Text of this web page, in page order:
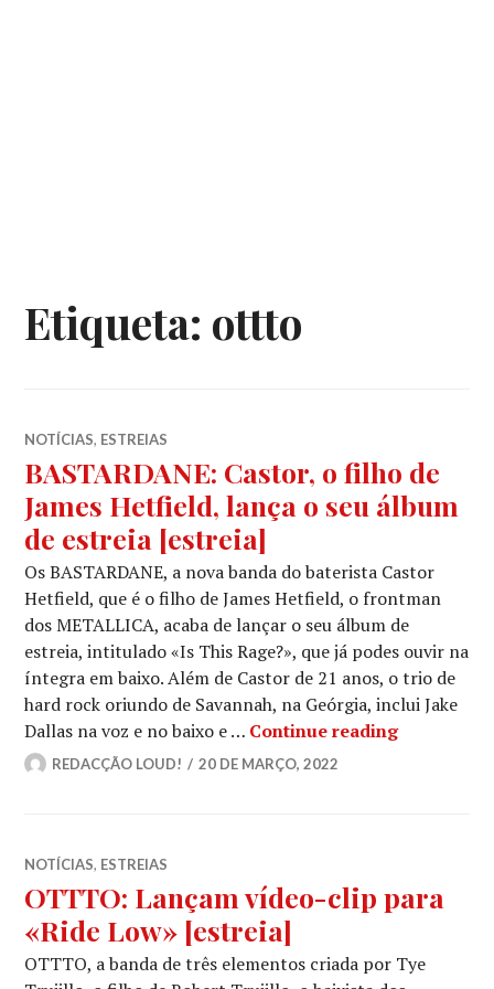
Etiqueta: ottto
NOTÍCIAS, ESTREIAS
BASTARDANE: Castor, o filho de
James Hetfield, lança o seu álbum
de estreia [estreia]
Os BASTARDANE, a nova banda do baterista Castor
Hetfield, que é o filho de James Hetfield, o frontman
dos METALLICA, acaba de lançar o seu álbum de
estreia, intitulado «Is This Rage?», que já podes ouvir na
íntegra em baixo. Além de Castor de 21 anos, o trio de
hard rock oriundo de Savannah, na Geórgia, inclui Jake
Dallas na voz e no baixo e … Continue reading
REDACÇÃO LOUD! 20 DE MARÇO, 2022
NOTÍCIAS, ESTREIAS
OTTTO: Lançam vídeo-clip para
«Ride Low» [estreia]
OTTTO, a banda de três elementos criada por Tye